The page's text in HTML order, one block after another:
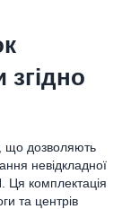
згідно
що дозволяють
невідкладної
Ця комплектація
та центрів